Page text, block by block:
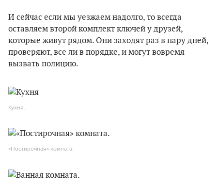
И сейчас если мы уезжаем надолго, то всегда
оставляем второй комплект ключей у друзей,
которые живут рядом. Они заходят раз в пару дней,
проверяют, все ли в порядке, и могут вовремя
вызвать полицию.
Кухня.
«Постирочная» комната.